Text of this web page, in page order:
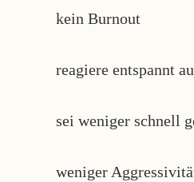
kein Burnout
reagiere entspannt
sei weniger schnell
weniger